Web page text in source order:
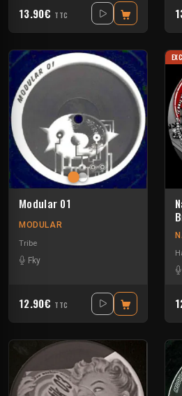
13.90€ TTC
Modular 01
MODULAR
Tribe
Fky
12.90€ TTC